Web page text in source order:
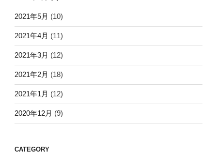
2021年5月 (10)
2021年4月 (11)
2021年3月 (12)
2021年2月 (18)
2021年1月 (12)
2020年12月 (9)
CATEGORY